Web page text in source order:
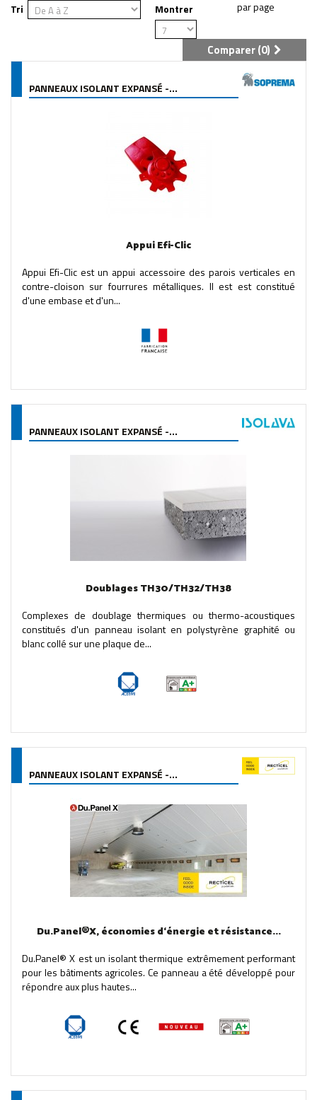
Tri Montrer
Comparer (0)
PANNEAUX ISOLANT EXPANSÉ -...
Appui Efi-Clic
Appui Efi-Clic est un appui accessoire des parois verticales en
contre-cloison sur fourrures métalliques. Il est est constitué
d'une embase et d'un...
PANNEAUX ISOLANT EXPANSÉ -...
Doublages TH30/TH32/TH38
Complexes de doublage thermiques ou thermo-acoustiques
constitués d'un panneau isolant en polystyrène graphité ou
blanc collé sur une plaque de...
PANNEAUX ISOLANT EXPANSÉ -...
Du.Panel®X, économies d‘énergie et résistance...
Du.Panel® X est un isolant thermique extrêmement performant
pour les bâtiments agricoles. Ce panneau a été développé pour
répondre aux plus hautes...